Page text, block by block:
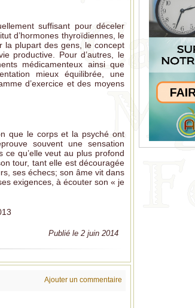
suffisant pour déceler
d’hormones thyroïdiennes, le
la plupart des gens, le concept
productive. Pour d’autres, le
médicamenteux ainsi que
mieux équilibrée, une
d’exercice et des moyens
que le corps et la psyché ont
souvent une sensation
ce qu’elle veut au plus profond
tour, tant elle est découragée
ses échecs; son âme vit dans
exigences, à écouter son « je
Publié le 2 juin 2014
Ajouter un commentaire